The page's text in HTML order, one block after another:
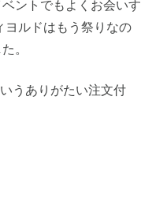
ントでもよくお会いす
ルドはもう祭りなの
。
うありがたい注文付